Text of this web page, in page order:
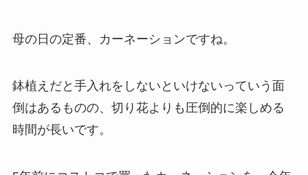
母の日の定番、カーネーションですね。
鉢植えだと手入れをしないといけないっていう面
倒はあるものの、切り花よりも圧倒的に楽しめる
時間が長いです。